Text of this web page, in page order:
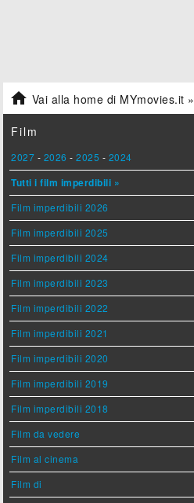
 Vai alla home di MYmovies.it »
Film
2027 - 2026 -2025 - 2024
Tutti i film imperdibili »
Film imperdibili 2026
Film imperdibili 2025
Film imperdibili 2024
Film imperdibili 2023
Film imperdibili 2022
Film imperdibili 2021
Film imperdibili 2020
Film imperdibili 2019
Film imperdibili 2018
Film da vedere
Film al cinema
Film di